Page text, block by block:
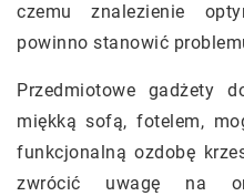
czemu znalezienie
powinno stanowić
Przedmiotowe gadżety
miękką sofą, fotelem,
funkcjonalną ozdobę
zwrócić uwagę na